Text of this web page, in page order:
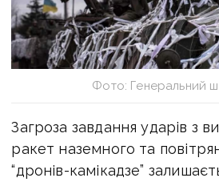
Фото: Генеральний
Загроза завдання ударів з
ракет наземного та
“дронів-камікадзе”